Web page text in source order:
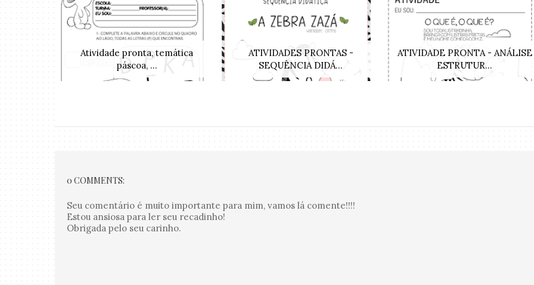
Atividade pronta, temática
páscoa, ...
ATIVIDADES PRONTAS -
SEQUÊNCIA DIDÁ...
ATIVIDADE PRONTA - ANÁLISE
ESTRUTUR...
0 COMMENTS:
Seu comentário é muito importante para mim, vamos lá comente!!!!
Estou ansiosa para ler seu recadinho!
Obrigada pelo seu carinho.